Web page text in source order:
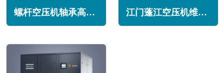
螺杆空压机轴承高温怎么解决(常见原因及解决方法) 江门蓬江空压机维修保养